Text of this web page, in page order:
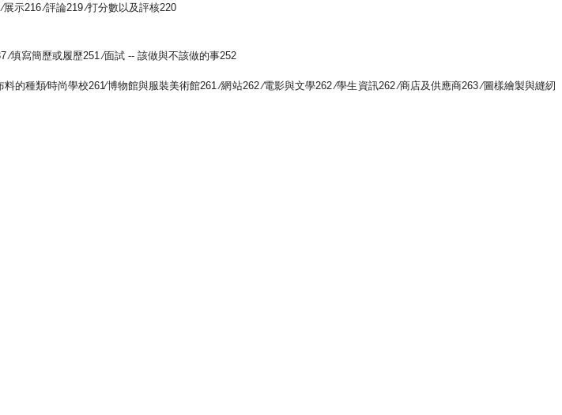
示216 ∕評論219 ∕打分數以及評核220
∕填寫簡歷或履歷251 ∕面試 -- 該做與不該做的事252
種類∕時尚學校261∕博物館與服裝美術館261 ∕網站262 ∕電影與文學262 ∕學生資訊262 ∕商店及供應商263 ∕圖樣繪製與縫紉